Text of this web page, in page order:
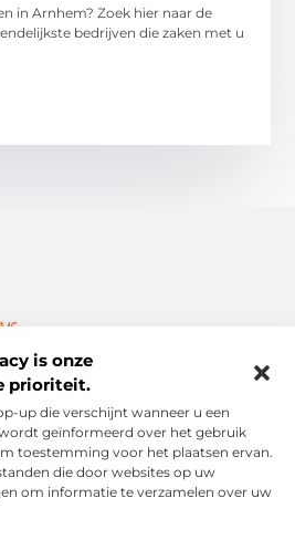
is onze
prioriteit.
up die verschijnt wanneer u een
geïnformeerd over het gebruik
toestemming voor het plaatsen ervan.
die door websites op uw
om informatie te verzamelen over uw
in Arnhem? Zoek hier naar de
bedrijven die zaken met u
alledaagse leven verrijken.
blogs en artikelen die je inspireren,
– voor elke dag, voor iedereen.